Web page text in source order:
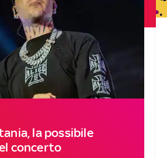
la possibile
concerto